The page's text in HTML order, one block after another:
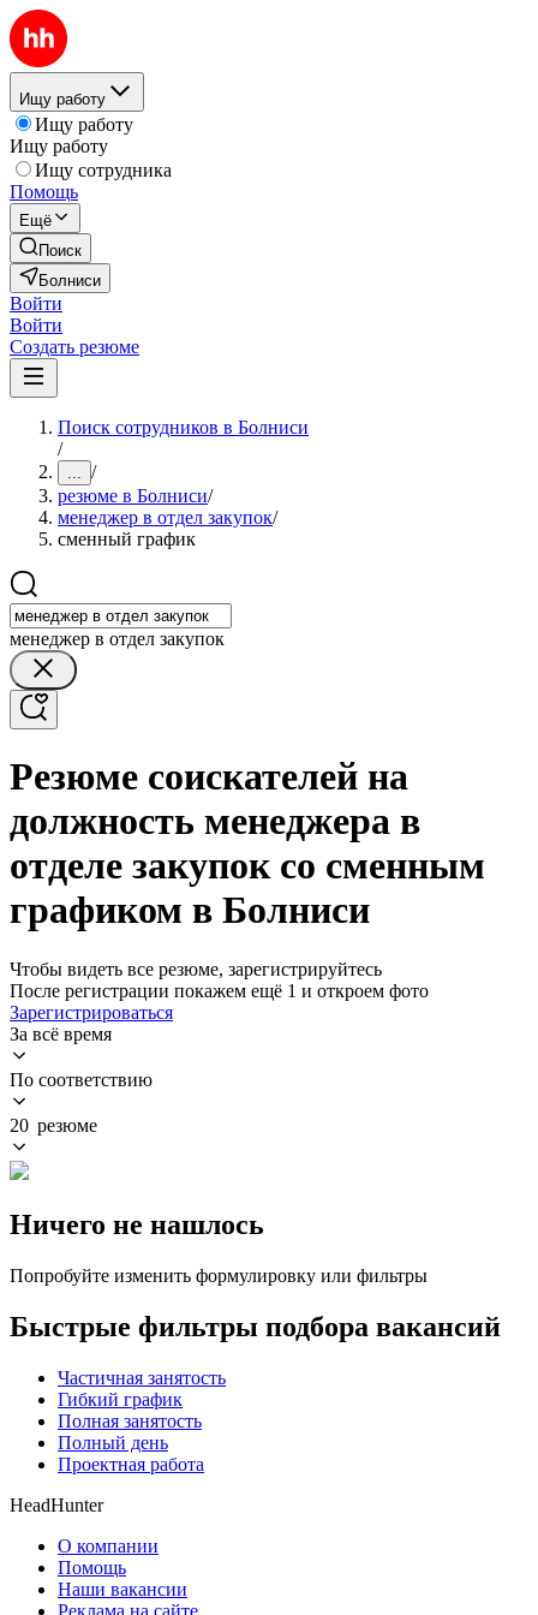
Ищу работу
Ищу работу
Ищу работу
Ищу сотрудника
Помощь
Ещё
Поиск
Болниси
Войти
Войти
Создать резюме
Поиск сотрудников в Болниси
/
... /
резюме в Болниси/
менеджер в отдел закупок/
сменный график
менеджер в отдел закупок
Резюме соискателей на
должность менеджера в
отделе закупок со сменным
графиком в Болниси
Чтобы видеть все резюме, зарегистрируйтесь
После регистрации покажем ещё 1 и откроем фото
Зарегистрироваться
За всё время
По соответствию
20 резюме
Ничего не нашлось
Попробуйте изменить формулировку или фильтры
Быстрые фильтры подбора вакансий
Частичная занятость
Гибкий график
Полная занятость
Полный день
Проектная работа
HeadHunter
О компании
Помощь
Наши вакансии
Реклама на сайте